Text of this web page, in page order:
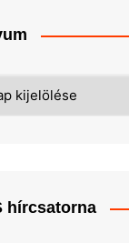
hírcsatorna